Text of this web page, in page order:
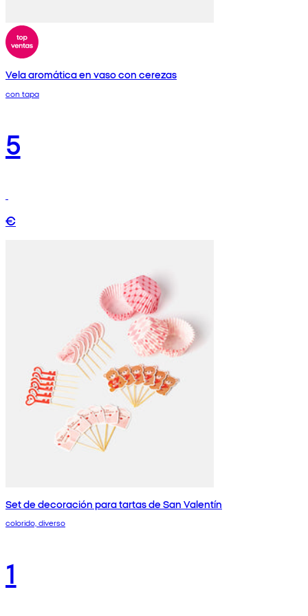
Vela aromática en vaso con cerezas
con tapa
5
€
Set de decoración para tartas de San Valentín
colorido, diverso
1